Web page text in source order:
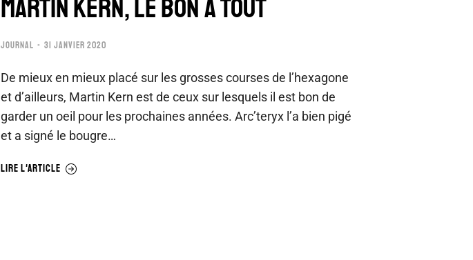
MARTIN KERN, LE BON À TOUT
JOURNAL 31 JANVIER 2020
De mieux en mieux placé sur les grosses courses de l’hexagone
et d’ailleurs, Martin Kern est de ceux sur lesquels il est bon de
garder un oeil pour les prochaines années. Arc’teryx l’a bien pigé
et a signé le bougre…
LIRE L'ARTICLE